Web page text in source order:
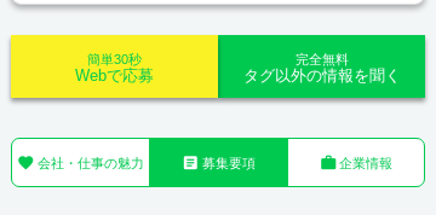
完全無料
タグ以外の情報を聞く
簡単30秒
Webで応募
 会社・仕事の魅力  募集要項 企業情報